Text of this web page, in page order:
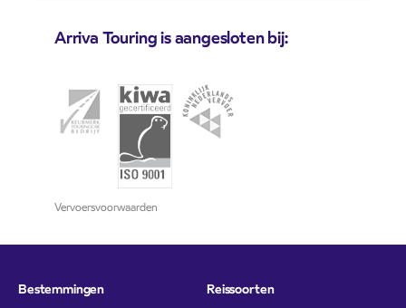
Arriva Touring is aangesloten bij:
Vervoersvoorwaarden
Bestemmingen Reissoorten